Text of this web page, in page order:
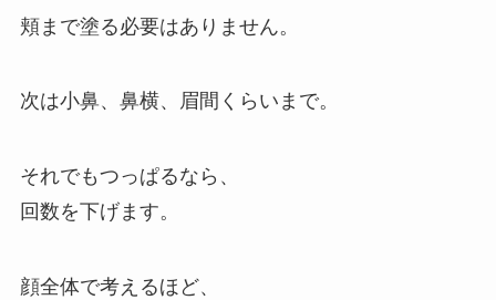
頬まで塗る必要はありません。
次は小鼻、鼻横、眉間くらいまで。
それでもつっぱるなら、
回数を下げます。
顔全体で考えるほど、